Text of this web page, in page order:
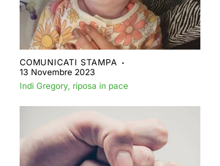
COMUNICATI STAMPA
13 Novembre 2023
Indi Gregory, riposa in pace